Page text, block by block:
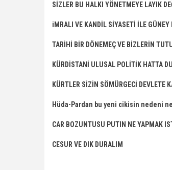
SİZLER BU HALKI YÖNETMEYE LAYIK
iMRALI VE KANDİL SİYASETİ İLE GÜNEY
TARİHİ BİR DÖNEMEÇ VE BİZLERİN
KÜRDİSTANİ ULUSAL POLİTİK HATTA
KÜRTLER SİZİN SÖMÜRGECİ DEVLETE
Hüda-Pardan bu yeni cikisin nedeni
CAR BOZUNTUSU PUTIN NE YAPMAK
CESUR VE DIK DURALIM